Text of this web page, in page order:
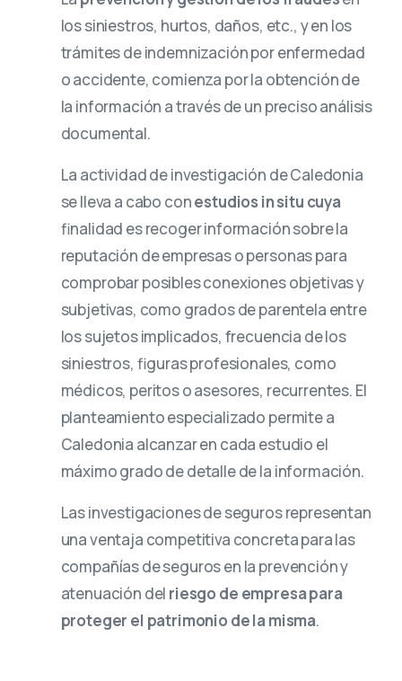
los siniestros, hurtos, daños, etc., y en los
trámites de indemnización por enfermedad
o accidente, comienza por la obtención de
la información a través de un preciso análisis
documental.
La actividad de investigación de Caledonia
se lleva a cabo conestudios in situ cuya
finalidad es recoger información sobre la
reputación de empresas o personas para
comprobar posibles conexiones objetivas y
subjetivas, como grados de parentela entre
los sujetos implicados, frecuencia de los
siniestros, figuras profesionales, como
médicos, peritos o asesores, recurrentes. El
planteamiento especializado permite a
Caledonia alcanzar en cada estudio el
máximo grado de detalle de la información.
Las investigaciones de seguros representan
una ventaja competitiva concreta para las
compañías de seguros en la prevención y
atenuación del riesgo de empresa para
proteger el patrimonio de la misma.